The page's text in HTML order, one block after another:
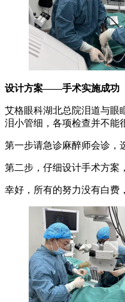
设计方案——手术实施成功
艾格眼科湖北总院泪道与眼
泪小管细，各项检查并不能
第一步请急诊麻醉师会诊，
第二步，仔细设计手术方案
幸好，所有的努力没有白费